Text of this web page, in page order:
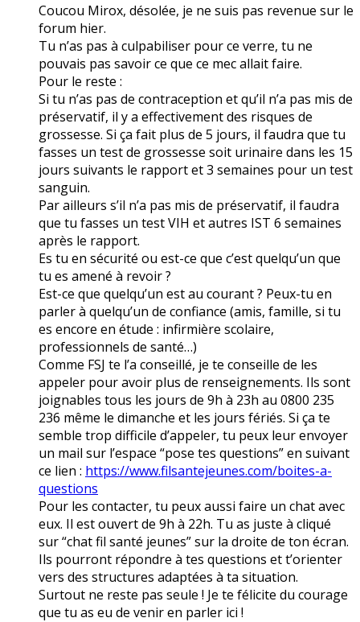
Coucou Mirox, désolée, je ne suis pas revenue sur le
forum hier.
Tu n’as pas à culpabiliser pour ce verre, tu ne
pouvais pas savoir ce que ce mec allait faire.
Pour le reste :
Si tu n’as pas de contraception et qu’il n’a pas mis de
préservatif, il y a effectivement des risques de
grossesse. Si ça fait plus de 5 jours, il faudra que tu
fasses un test de grossesse soit urinaire dans les 15
jours suivants le rapport et 3 semaines pour un test
sanguin.
Par ailleurs s’il n’a pas mis de préservatif, il faudra
que tu fasses un test VIH et autres IST 6 semaines
après le rapport.
Es tu en sécurité ou est-ce que c’est quelqu’un que
tu es amené à revoir ?
Est-ce que quelqu’un est au courant ? Peux-tu en
parler à quelqu’un de confiance (amis, famille, si tu
es encore en étude : infirmière scolaire,
professionnels de santé…)
Comme FSJ te l’a conseillé, je te conseille de les
appeler pour avoir plus de renseignements. Ils sont
joignables tous les jours de 9h à 23h au 0800 235
236 même le dimanche et les jours fériés. Si ça te
semble trop difficile d’appeler, tu peux leur envoyer
un mail sur l’espace “pose tes questions” en suivant
ce lien : https://www.filsantejeunes.com/boites-a-
questions
Pour les contacter, tu peux aussi faire un chat avec
eux. Il est ouvert de 9h à 22h. Tu as juste à cliqué
sur “chat fil santé jeunes” sur la droite de ton écran.
Ils pourront répondre à tes questions et t’orienter
vers des structures adaptées à ta situation.
Surtout ne reste pas seule ! Je te félicite du courage
que tu as eu de venir en parler ici !